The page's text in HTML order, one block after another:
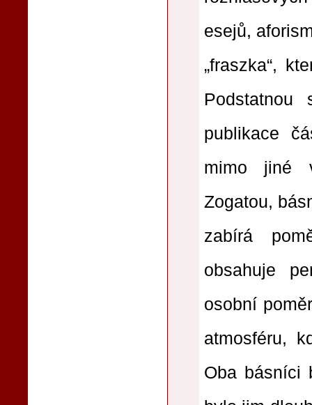
esejů,
„fraszka“,
Podstatnou
publikace
mimo jiné
Zogatou,
zabírá
obsahuje
osobní
atmosféru,
Oba básníci